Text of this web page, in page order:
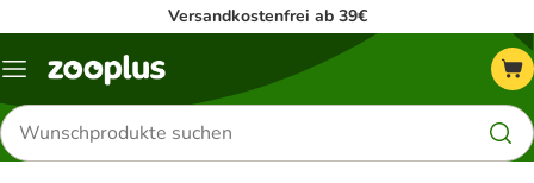
Versandkostenfrei ab 39€
Menü
Produkte
suchen